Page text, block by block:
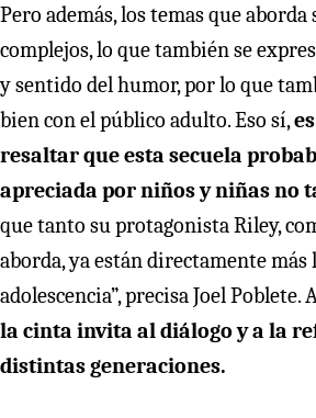
Pero además, los temas que aborda
complejos, lo que también se
y sentido del humor, por lo que
bien con el público adulto. Eso sí,
resaltar que esta secuela
apreciada por niños y niñas no
que tanto su protagonista Riley,
aborda, ya están directamente más
adolescencia”, precisa Joel Poblete.
la cinta invita al diálogo y a la
distintas generaciones.